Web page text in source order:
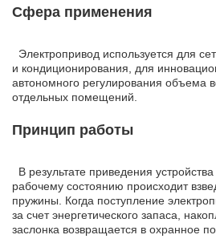
Сфера применения
Электропривод используется для
и кондиционирования, для
автономного регулирования объема
отдельных помещений.
Принцип работы
В результате приведения
рабочему состоянию происходит
пружины. Когда поступление
за счет энергетического запаса,
заслонка возвращается в охранное